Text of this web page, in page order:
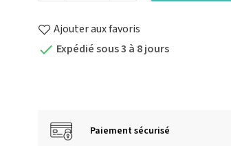
Ajouter aux favoris
 Expédié sous 3 à 8 jours
Paiement sécurisé